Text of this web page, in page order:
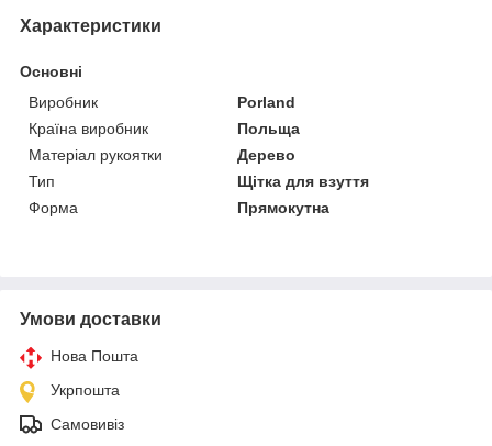
Характеристики
Основні
Виробник
Porland
Країна виробник
Польща
Матеріал рукоятки
Дерево
Тип
Щітка для взуття
Форма
Прямокутна
Умови доставки
Нова Пошта
Укрпошта
Самовивіз